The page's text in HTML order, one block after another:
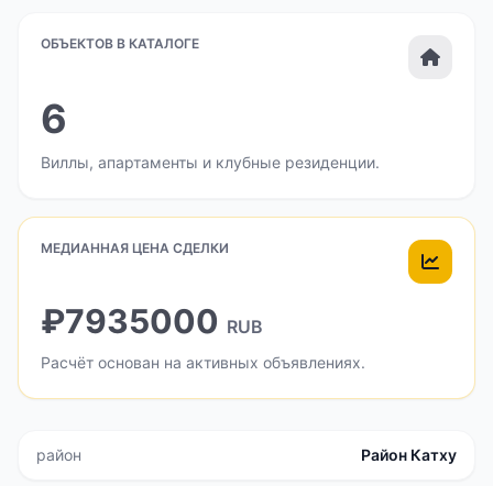
ОБЪЕКТОВ В КАТАЛОГЕ
6
Виллы, апартаменты и клубные резиденции.
МЕДИАННАЯ ЦЕНА СДЕЛКИ
₽7935000 RUB
Расчёт основан на активных объявлениях.
район Район Катху